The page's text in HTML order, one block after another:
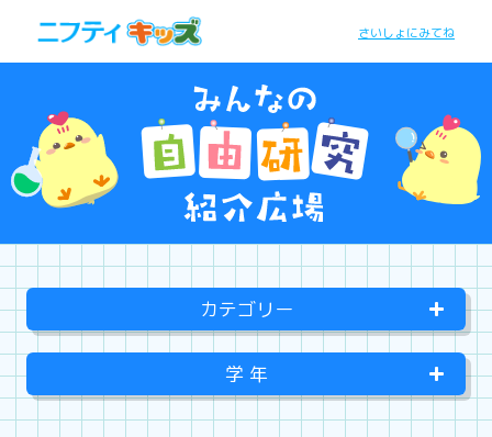
さいしょにみてね
カテゴリー
学 年